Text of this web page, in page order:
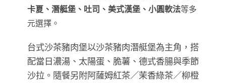
卡夏、潛艇堡、吐司、美式漢堡、小圓軟法等多
元選擇。
台式沙茶豬肉堡以沙茶豬肉潛艇堡為主角，搭
配當日濃湯、太陽蛋、脆薯、德式香腸與季節
沙拉。隨餐另附阿薩姆紅茶／茉香綠茶／柳橙